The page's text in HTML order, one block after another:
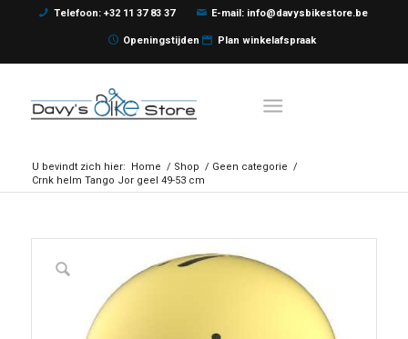
Telefoon: +32 11 37 83 37 E-mail: info@davysbikestore.be
Openingstijden Plan winkelafspraak
U bevindt zich hier: Home / Shop / Geen categorie /
Crnk helm Tango Jor geel 49-53 cm